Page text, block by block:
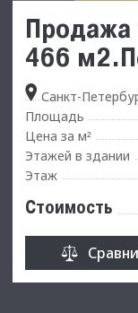
Продажа
466
Санкт-
Площадь
Цена за м²
Этажей в здании
Этаж
Стоимость